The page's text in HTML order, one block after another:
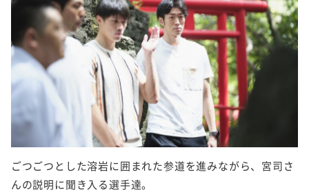
ごつごつとした溶岩に囲まれた参道を進みながら、宮司さ
んの説明に聞き入る選手達。